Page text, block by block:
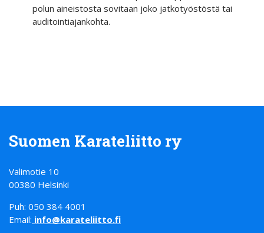
polun aineistosta sovitaan joko jatkotyöstöstä tai
auditointiajankohta.
Suomen Karateliitto ry
Valimotie 10
00380 Helsinki
Puh: 050 384 4001
Email: info@karateliitto.fi